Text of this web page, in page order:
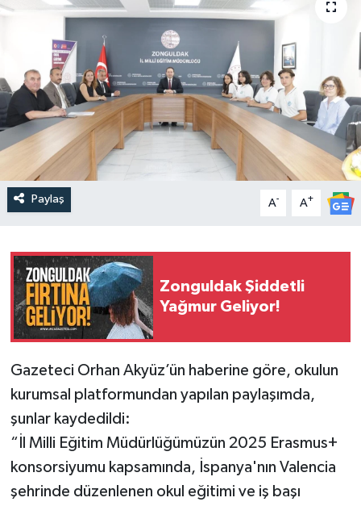
Paylaş A- A+
Zonguldak Şiddetli
Yağmur Geliyor!
Gazeteci Orhan Akyüz’ün haberine göre, okulun
kurumsal platformundan yapılan paylaşımda,
şunlar kaydedildi:
“​İl Milli Eğitim Müdürlüğümüzün 2025 Erasmus+
konsorsiyumu kapsamında, İspanya'nın Valencia
şehrinde düzenlenen okul eğitimi ve iş başı